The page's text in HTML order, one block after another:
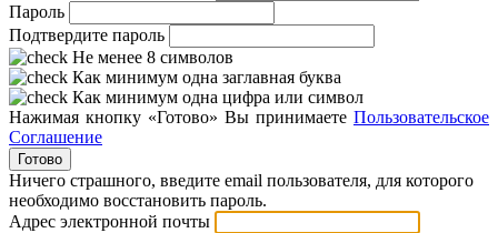
Пароль
Подтвердите пароль
Не менее 8 символов
Как минимум одна заглавная буква
Как минимум одна цифра или символ
Нажимая кнопку «Готово» Вы принимаете Пользовательское
Соглашение
Готово
Ничего страшного, введите email пользователя, для которого
необходимо восстановить пароль.
Адрес электронной почты